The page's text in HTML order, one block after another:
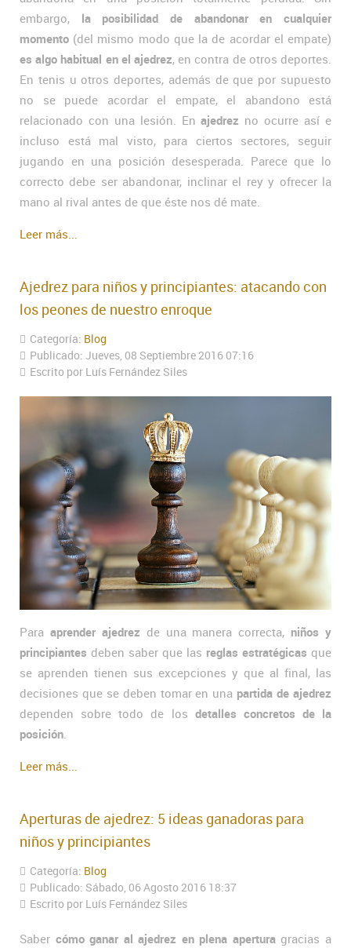
embargo, la posibilidad de abandonar en cualquier
momento (del mismo modo que la de acordar el empate)
es algo habitual en el ajedrez, en contra de otros deportes.
En tenis u otros deportes, además de que por supuesto
no se puede acordar el empate, el abandono está
relacionado con una lesión. Enajedrez no ocurre así e
incluso está mal visto, para ciertos sectores, seguir
jugando en una posición desesperada. Parece que lo
correcto debe ser abandonar, inclinar el rey y ofrecer la
mano al rival antes de que éste nos dé mate.
Leer más...
Ajedrez para niños y principiantes: atacando con
los peones de nuestro enroque
Categoría: Blog
Publicado: Jueves, 08 Septiembre 2016 07:16
Escrito por Luís Fernández Siles
Para aprender ajedrez de una manera correcta, niños y
principiantes deben saber que las reglas estratégicas que
se aprenden tienen sus excepciones y que al final, las
decisiones que se deben tomar en una partida de ajedrez
dependen sobre todo de los detalles concretos de la
posición
Leer más...
Aperturas de ajedrez: 5 ideas ganadoras para
niños y principiantes
Categoría: Blog
Publicado: Sábado, 06 Agosto 2016 18:37
Escrito por Luís Fernández Siles
Saber cómo ganar al ajedrez en plena aperturagracias a